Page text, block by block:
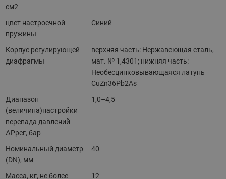
см2
цвет настроечной
пружины
Синий
Корпус регулирующей
диафрагмы
верхняя часть: Нержавеющая сталь,
мат. № 1,4301; нижняя часть:
Необесцинковывающаяся латунь
CuZn36Pb2As
Диапазон
(величина)настройки
перепада давлений
ΔРрег, бар
1,0–4,5
Номинальный диаметр
(DN), мм
40
Масса, кг, не более
12